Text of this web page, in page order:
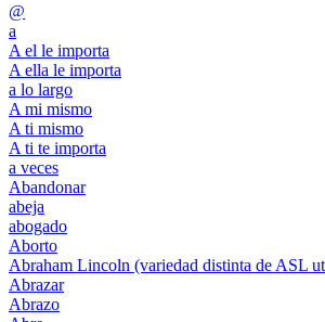
@
a
A el le importa
A ella le importa
a lo largo
A mi mismo
A ti mismo
A ti te importa
a veces
Abandonar
abeja
abogado
Aborto
Abraham Lincoln (variedad distinta de ASL
Abrazar
Abrazo